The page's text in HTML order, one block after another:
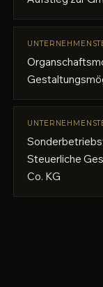
Steuerliche
Co. KG